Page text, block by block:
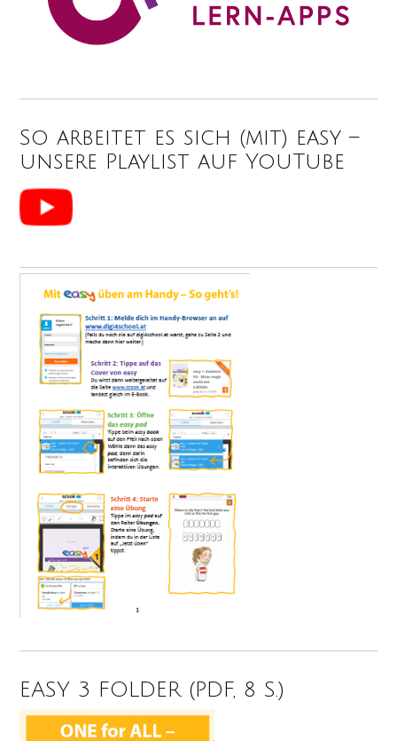
So arbeitet es sich (mit) easy –
unsere Playlist auf YouTube
EASY 3 FOLDER (PDF, 8 S.)